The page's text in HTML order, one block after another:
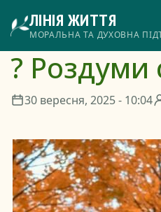
до
основного
вмісту
ЛІНІЯ ЖИТТЯ
МОРАЛЬНА ТА ДУХОВНА
? Роздуми
30 вересня, 2025 - 10:04